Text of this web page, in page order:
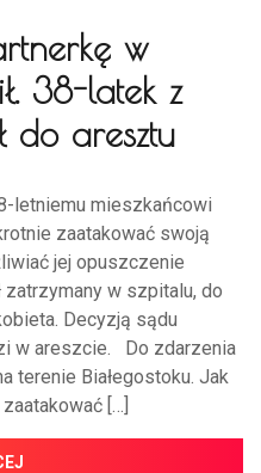
w
38-latek z
do aresztu
letniemu mieszkańcowi
zaatakować swoją
jej opuszczenie
w szpitalu, do
Decyzją sądu
w areszcie. Do zdarzenia
terenie Białegostoku. Jak
[…]